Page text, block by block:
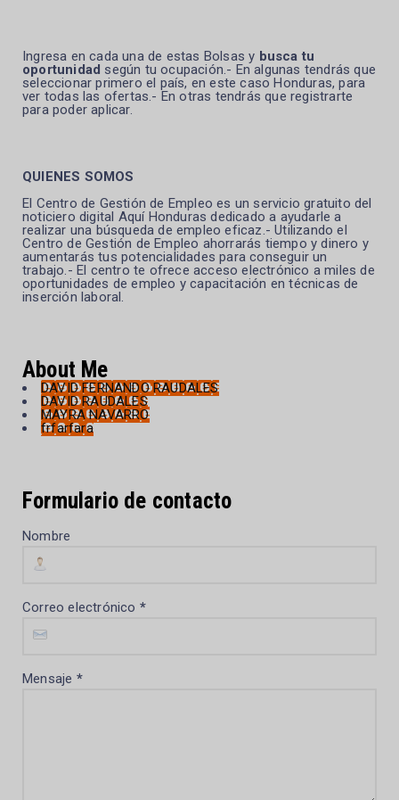
Ingresa en cada una de estas Bolsas y busca tu
oportunidad según tu ocupación.- En algunas tendrás que
seleccionar primero el país, en este caso Honduras, para
ver todas las ofertas.- En otras tendrás que registrarte
para poder aplicar.
QUIENES SOMOS
El Centro de Gestión de Empleo es un servicio gratuito del
noticiero digital Aquí Honduras dedicado a ayudarle a
realizar una búsqueda de empleo eficaz.- Utilizando el
Centro de Gestión de Empleo ahorrarás tiempo y dinero y
aumentarás tus potencialidades para conseguir un
trabajo.- El centro te ofrece acceso electrónico a miles de
oportunidades de empleo y capacitación en técnicas de
inserción laboral.
About Me
DAVID FERNANDO RAUDALES
DAVID RAUDALES
MAYRA NAVARRO
frfarfara
Formulario de contacto
Nombre
Correo electrónico *
Mensaje *